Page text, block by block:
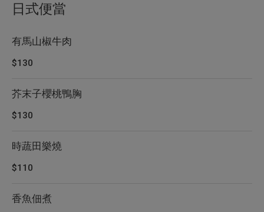
日式便當
有馬山椒牛肉
$130
芥末子櫻桃鴨胸
$130
時蔬田樂燒
$110
香魚佃煮